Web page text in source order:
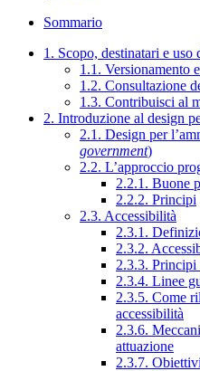
Sommario
1. Scopo, destinatari e
1.1. Versionamento
1.2. Consultazione
1.3. Contribuisci al
2. Introduzione al design
2.1. Design per
government)
2.2. L’approccio
2.2.1. Buone
2.2.2. Principi
2.3. Accessibilità
2.3.1.
2.3.2.
2.3.3. Principi
2.3.4. Linee
2.3.5. Come
accessibilità
2.3.6.
attuazione
2.3.7.